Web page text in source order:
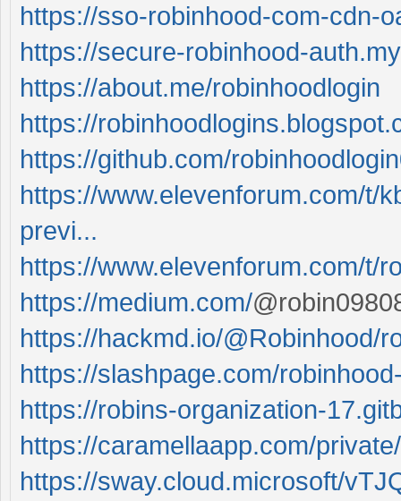
https://sso-robinhood-com-cdn-
https://secure-robinhood-
https://about.me/robinhoodlogin
https://
https://github.com/
https://www.elevenforum.com/t/
previ...
https://www.elevenforum.com/t/
https://medium.com/
https://hackmd.io/@Robinhood/
https://slashpage.com/
https://robins-organization-
https://caramellaapp.com/
https://sway.cloud.microsoft/